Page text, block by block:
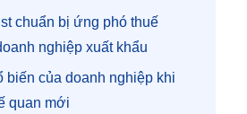
chuẩn bị ứng phó thuế
nghiệp xuất khẩu
biến của doanh nghiệp khi
quan mới